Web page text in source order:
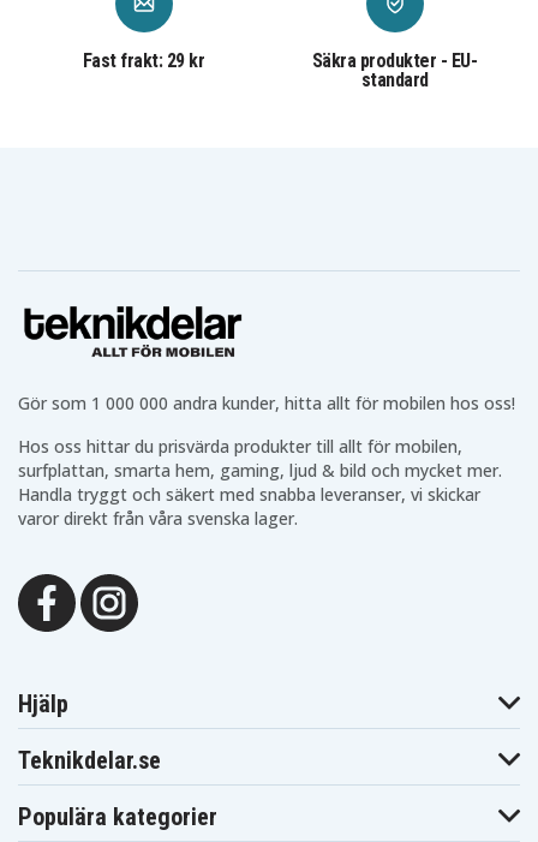
Fast frakt: 29 kr
Säkra produkter - EU-
standard
Gör som 1 000 000 andra kunder, hitta allt för mobilen hos oss!
Hos oss hittar du prisvärda produkter till allt för mobilen,
surfplattan, smarta hem, gaming, ljud & bild och mycket mer.
Handla tryggt och säkert med snabba leveranser, vi skickar
varor direkt från våra svenska lager.
Hjälp
Teknikdelar.se
Populära kategorier